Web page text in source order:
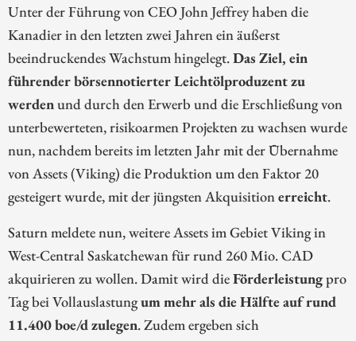
Unter der Führung von CEO John Jeffrey haben die
Kanadier in den letzten zwei Jahren ein äußerst
beeindruckendes Wachstum hingelegt.Das Ziel, ein
führender börsennotierter Leichtölproduzent zu
werden und durch den Erwerb und die Erschließung von
unterbewerteten, risikoarmen Projekten zu wachsen wurde
nun, nachdem bereits im letzten Jahr mit der Übernahme
von Assets (Viking) die Produktion um den Faktor 20
gesteigert wurde, mit der jüngsten Akquisition erreicht.
Saturn meldete nun, weitere Assets im Gebiet Viking in
West-Central Saskatchewan für rund 260 Mio. CAD
akquirieren zu wollen. Damit wird dieFörderleistungpro
Tag bei Vollauslastungum mehr als die Hälfte auf rund
11.400 boe/d zulegen. Zudem ergeben sich